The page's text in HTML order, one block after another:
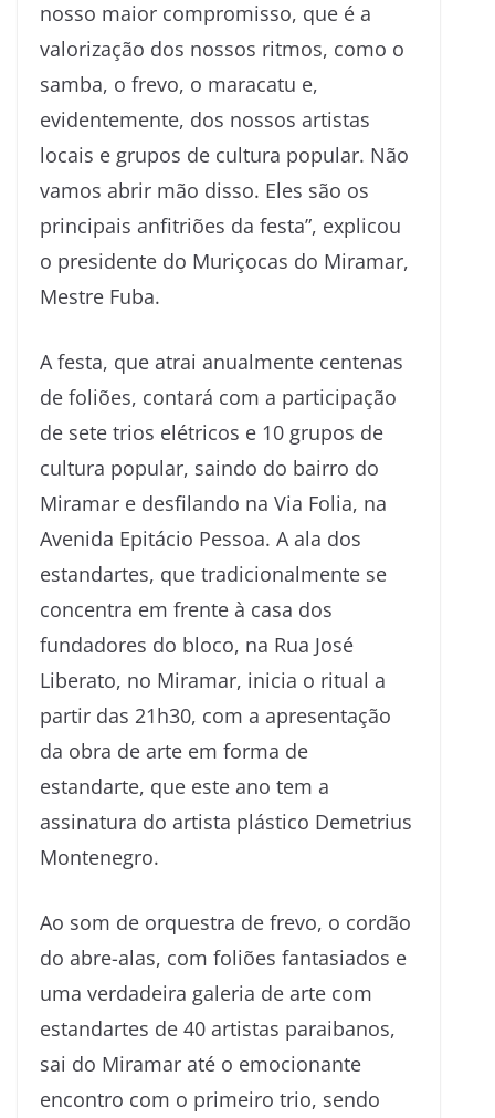
nosso maior compromisso, que é a
valorização dos nossos ritmos, como o
samba, o frevo, o maracatu e,
evidentemente, dos nossos artistas
locais e grupos de cultura popular. Não
vamos abrir mão disso. Eles são os
principais anfitriões da festa”, explicou
o presidente do Muriçocas do Miramar,
Mestre Fuba.
A festa, que atrai anualmente centenas
de foliões, contará com a participação
de sete trios elétricos e 10 grupos de
cultura popular, saindo do bairro do
Miramar e desfilando na Via Folia, na
Avenida Epitácio Pessoa. A ala dos
estandartes, que tradicionalmente se
concentra em frente à casa dos
fundadores do bloco, na Rua José
Liberato, no Miramar, inicia o ritual a
partir das 21h30, com a apresentação
da obra de arte em forma de
estandarte, que este ano tem a
assinatura do artista plástico Demetrius
Montenegro.
Ao som de orquestra de frevo, o cordão
do abre-alas, com foliões fantasiados e
uma verdadeira galeria de arte com
estandartes de 40 artistas paraibanos,
sai do Miramar até o emocionante
encontro com o primeiro trio, sendo